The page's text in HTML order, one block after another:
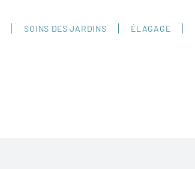
SOINS DES JARDINS ÉLAGAGE